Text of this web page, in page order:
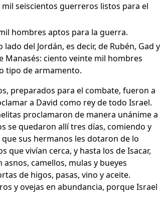
seiscientos guerreros listos para el
hombres aptos para la guerra.
del Jordán, es decir, de Rubén, Gad y
Manasés: ciento veinte mil hombres
tipo de armamento.
preparados para el combate, fueron a
a David como rey de todo Israel.
proclamaron de manera unánime a
se quedaron allí tres días, comiendo y
sus hermanos les dotaron de lo
que vivían cerca, y hasta los de Isacar,
camellos, mulas y bueyes
de higos, pasas, vino y aceite.
y ovejas en abundancia, porque Israel